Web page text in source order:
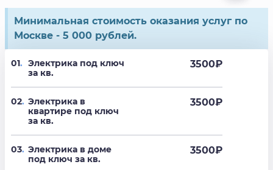
Минимальная стоимость оказания услуг по
Москве - 5 000 рублей.
01. Электрика под ключ
за кв.
3500₽
02. Электрика в
квартире под ключ
за кв.
3500₽
03. Электрика в доме
под ключ за кв.
3500₽